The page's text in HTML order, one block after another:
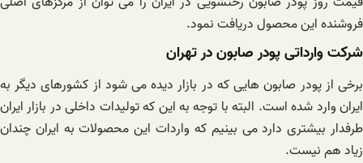
فروشنده این محصول دریافت نمود.
شرکت وارداتی پودر صابون در تهران
برخی از پودر صابون هایی که در بازار دیده می شود از کشورهای دیگر به
ایران وارد شده است. البته با توجه به این که تولیدات داخلی در بازار ایران
طرفدار بیشتری دارد می بینیم که واردات این محصولات به ایران چندان
زیاد هم نیست.